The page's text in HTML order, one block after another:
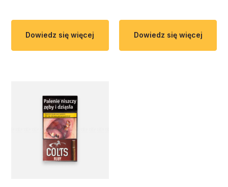
Dowiedz się więcej Dowiedz się więcej